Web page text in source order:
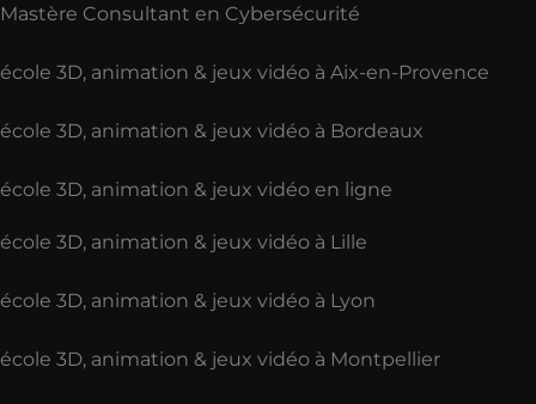
Mastère Consultant en Cybersécurité
école 3D, animation & jeux vidéo à Aix-en-Provence
école 3D, animation & jeux vidéo à Bordeaux
école 3D, animation & jeux vidéo en ligne
école 3D, animation & jeux vidéo à Lille
école 3D, animation & jeux vidéo à Lyon
école 3D, animation & jeux vidéo à Montpellier